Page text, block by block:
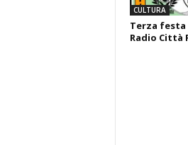
CULTURA
Terza festa
Radio Città